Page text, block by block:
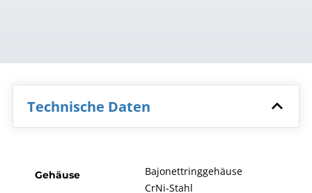
Technische Daten
Gehäuse
Bajonettringgehäuse
CrNi-Stahl